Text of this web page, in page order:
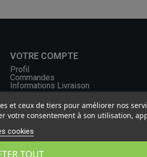
VOTRE COMPTE
Profil
Commandes
Informations Livraison
et ceux de tiers pour améliorer nos
votre consentement à son utilisation,
cookies
TOUT